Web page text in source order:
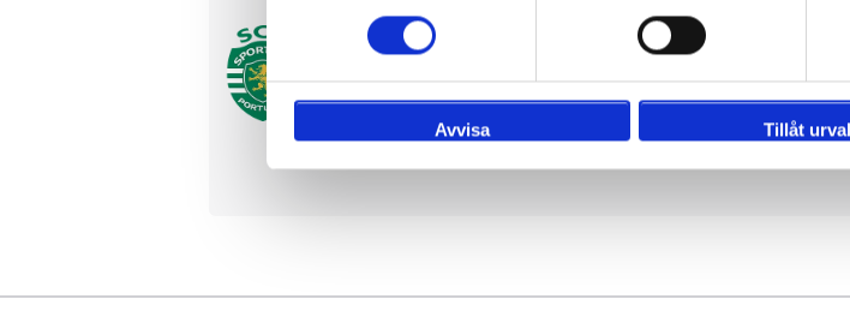
Avvisa Tillåt urval
Sporting CP - CD Nacional de
Estádio José Alvalade, Lissabon